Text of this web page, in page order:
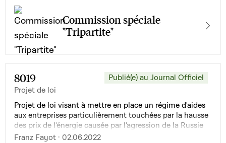
Commission spéciale
"Tripartite"
8019
Projet de loi
Publié(e) au Journal Officiel
Projet de loi visant à mettre en place un régime d'aides
aux entreprises particulièrement touchées par la hausse
des prix de l'énergie causée par l'agression de la Russie
contre l'Ukraine
Franz Fayot · 02.06.2022